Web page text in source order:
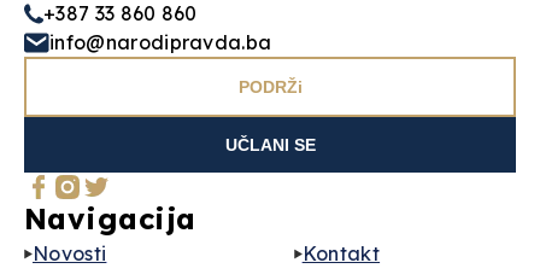
+387 33 860 860
info@narodipravda.ba
PODRŽi
UČLANI SE
Navigacija
Novosti
Kontakt